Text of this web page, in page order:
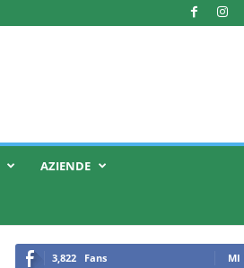
AZIENDE
3,822 Fans MI